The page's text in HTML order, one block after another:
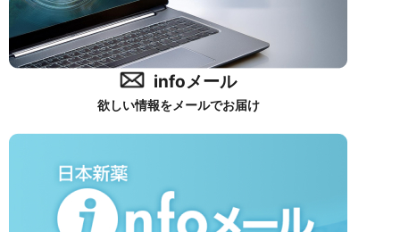
infoメール
欲しい情報をメールでお届け